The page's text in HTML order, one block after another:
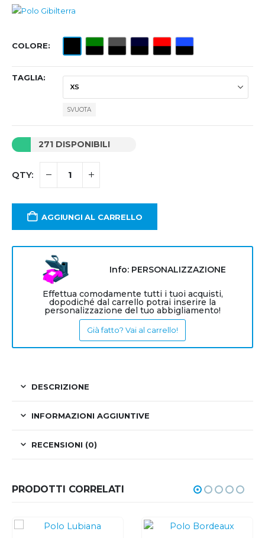
COLORE
TAGLIA
SVUOTA
271 DISPONIBILI
AGGIUNGI AL CARRELLO
Info: PERSONALIZZAZIONE
Effettua comodamente tutti i tuoi acquisti,
dopodiché dal carrello potrai inserire la
personalizzazione del tuo abbigliamento!
Già fatto? Vai al carrello!
DESCRIZIONE
INFORMAZIONI AGGIUNTIVE
RECENSIONI (0)
PRODOTTI CORRELATI